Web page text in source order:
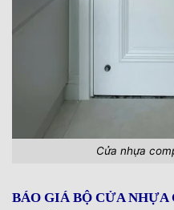
Cửa nhựa
BÁO GIÁ BỘ CỬA